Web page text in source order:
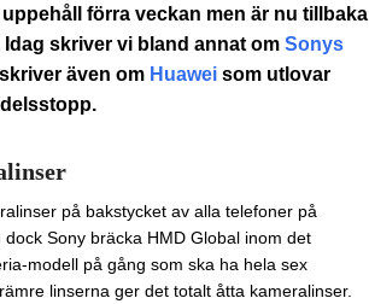
förra veckan men är nu tillbaka
skriver vi bland annat om Sonys
även om Huawei som utlovar
på bakstycket av alla telefoner på
Sony bräcka HMD Global inom det
modell på gång som ska ha hela sex
linserna ger det totalt åtta kameralinser.